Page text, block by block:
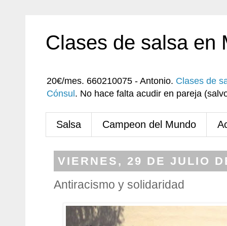
Clases de salsa en
20€/mes. 660210075 - Antonio. Clases de
Cónsul . No hace falta acudir en pareja
Salsa Campeon del Mundo
VIERNES, 29 DE JULIO
Antiracismo y solidaridad